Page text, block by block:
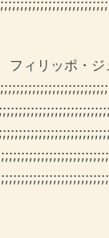
フィリッポ・